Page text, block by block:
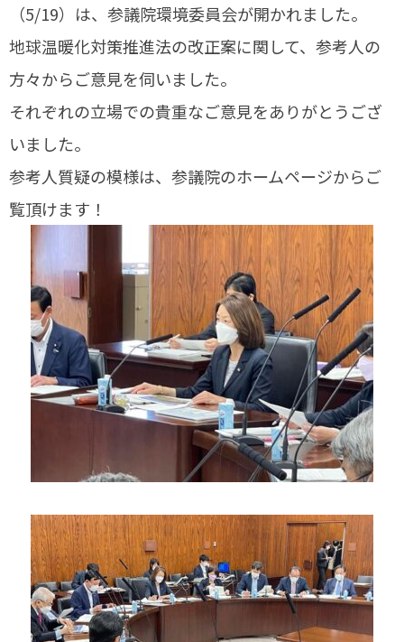
（5/19）は、参議院環境委員会が開かれました。
地球温暖化対策推進法の改正案に関して、参考人の
方々からご意見を伺いました。
それぞれの立場での貴重なご意見をありがとうござ
いました。
参考人質疑の模様は、参議院のホームページからご
覧頂けます！